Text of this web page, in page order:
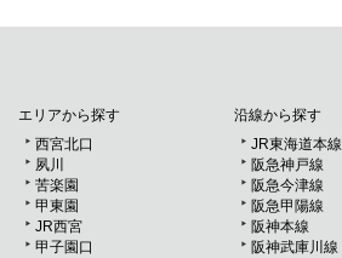
エリアから探す
西宮北口
夙川
苦楽園
甲東園
JR西宮
甲子園口
沿線から探す
JR東海道本線
阪急神戸線
阪急今津線
阪急甲陽線
阪神本線
阪神武庫川線